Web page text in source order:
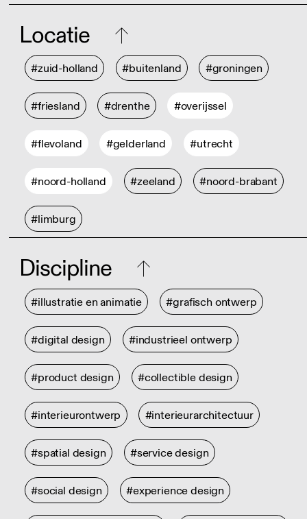
Locatie
#zuid-holland #buitenland #groningen
#friesland #drenthe #overijssel
#flevoland #gelderland #utrecht
#noord-holland #zeeland #noord-brabant
#limburg
Discipline
#illustratie en animatie #grafisch ontwerp
#digital design #industrieel ontwerp
#product design #collectible design
#interieurontwerp #interieurarchitectuur
#spatial design #service design
#social design #experience design